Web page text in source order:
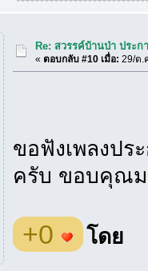
Re: สวรรค์บ้านป่า ประก
«ตอบกลับ #10 เมื่อ: 29/ต.
ขอฟังเพลงปร
ครับ ขอบคุณ
+0 โดย